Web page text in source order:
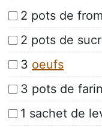
2 pots de
2 pots de
3 oeufs
3 pots de
1 sachet de